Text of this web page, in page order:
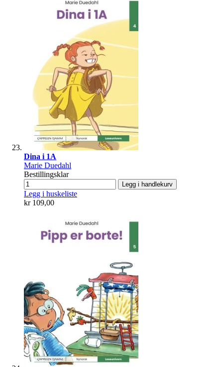
Dina i 1A
Marie Duedahl
Bestillingsklar
Legg i handlekurv
Legg i huskeliste
kr 109,00